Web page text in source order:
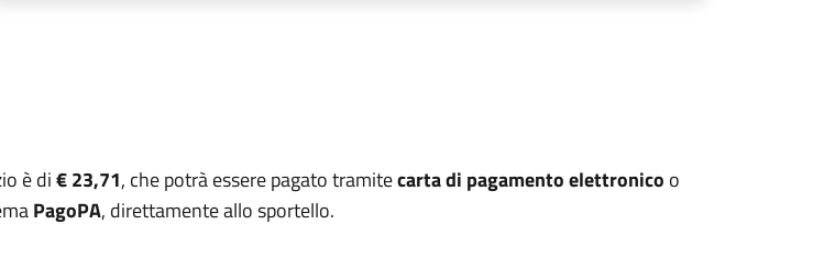
è di€ 23,71, che potrà essere pagato tramitecarta di pagamento elettronico o
PagoPA, direttamente allo sportello.